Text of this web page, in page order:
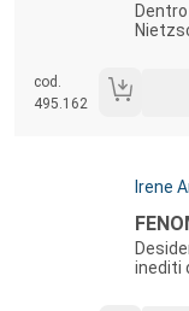
cod.
495.162
Autori:
Irene
Titolo:
inediti